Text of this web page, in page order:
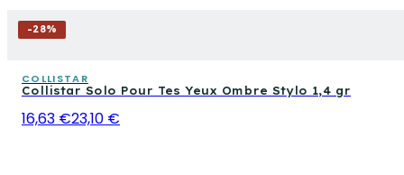
-28%
COLLISTAR
Collistar Solo Pour Tes Yeux Ombre Stylo 1,4 gr
16,63 €23,10 €